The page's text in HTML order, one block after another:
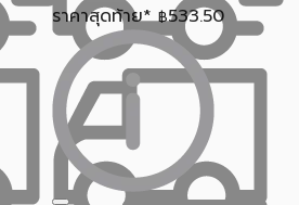
ราคาสุดท้าย* ฿533.50